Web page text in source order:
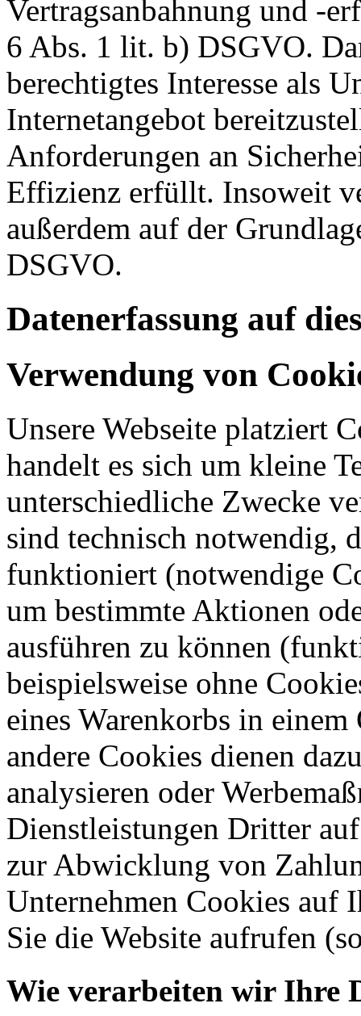
Vertragsanbahnung und -
6 Abs. 1 lit. b) DSGVO.
berechtigtes Interesse als
Internetangebot
Anforderungen an
Effizienz erfüllt. Insoweit
außerdem auf der
DSGVO.
Datenerfassung auf
Verwendung von
Unsere Webseite platziert
handelt es sich um kleine
unterschiedliche Zwecke
sind technisch notwendig,
funktioniert (notwendige
um bestimmte Aktionen
ausführen zu können
beispielsweise ohne
eines Warenkorbs in
andere Cookies dienen
analysieren oder
Dienstleistungen Dritter
zur Abwicklung von
Unternehmen Cookies auf
Sie die Website aufrufen
Wie verarbeiten wir Ihre